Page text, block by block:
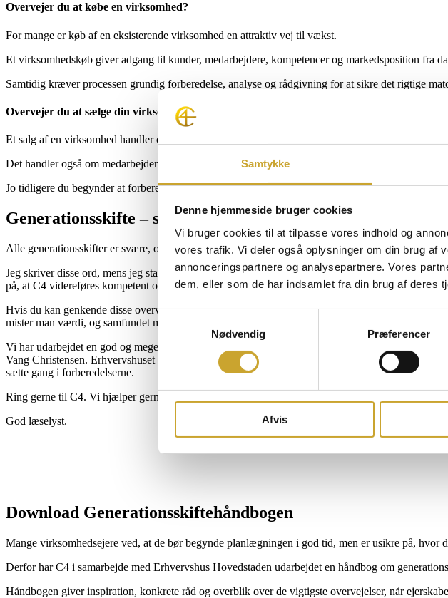
Samtykke
Denne hjemmeside bruger cookies
Vi bruger cookies til at tilpasse vores indhold og
vores trafik. Vi deler også oplysninger om din brug af
annonceringspartnere og analysepartnere. Vores
dem, eller som de har indsamlet fra din brug af deres
Samtykkevalg
Nødvendig
Præferencer
Afvis
Overvejer du at købe en virksomhed?
For mange er køb af en eksisterende virksomhed en attraktiv vej til vækst.
Et virksomhedskøb giver adgang til kunder, medarbejdere, kompetencer og markedsposition fra
Samtidig kræver processen grundig forberedelse, analyse og rådgivning for at sikre det rigtige
Overvejer du at sælge din virksomhed?
Et salg af en virksomhed handler om meget mere end pris.
Det handler også om medarbejdere, kunder, relationer, virksomhedskultur og det livsværk, du har
Jo tidligere du begynder at forberede virksomheden på et salg, desto bedre muligheder har du
Generationsskifte – se nu at komme i gang!
Alle generationsskifter er svære, og det kræver mange overvejelser at forme sin egen fremtid –
Jeg skriver disse ord, mens jeg stadig er direktør i C4. I flere år har jeg planlagt et
på, at C4 videreføres kompetent og har en fremtidssikret strategi. Jeg synes, det er svært at
Hvis du kan genkende disse overvejelser som virksomhedsejer, så er du ikke alene. Jeg oplever
mister man værdi, og samfundet mister arbejdspladser – og det går jo ikke.
Vi har udarbejdet en god og meget populær bog om, hvordan man forholder sig til et
Vang Christensen. Erhvervshuset stiller gratis rådgivning til rådighed, og de kan være gode
sætte gang i forberedelserne.
Ring gerne til C4. Vi hjælper gerne med at booke aftaler med gode konsulenter, der kan gøre en
God læselyst.
Download Generationsskiftehåndbogen
Mange virksomhedsejere ved, at de bør begynde planlægningen i god tid, men er usikre på, hvor
Derfor har C4 i samarbejde med Erhvervshus Hovedstaden udarbejdet en håndbog om
Håndbogen giver inspiration, konkrete råd og overblik over de vigtigste overvejelser, når